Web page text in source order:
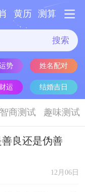
黄历 测算
搜索
势 姓名配对
运 结婚吉日
智商测试 趣味测试
良还是伪善
12月06日